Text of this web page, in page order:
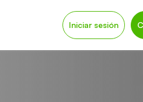
Iniciar sesión